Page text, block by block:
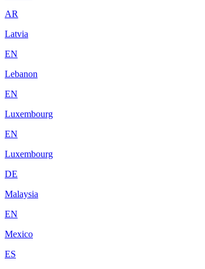
AR
Latvia
EN
Lebanon
EN
Luxembourg
EN
Luxembourg
DE
Malaysia
EN
Mexico
ES